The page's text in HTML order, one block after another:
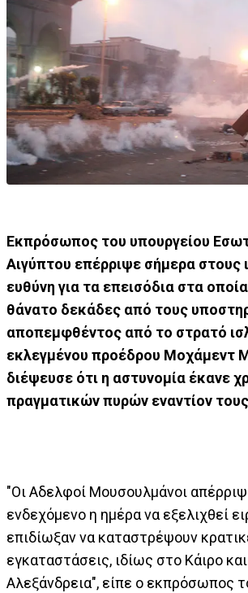
Εκπρόσωπος του υπουργείου
Αιγύπτου επέρριψε σήμερα στους
ευθύνη για τα επεισόδια στα
θάνατο δεκάδες από τους
αποπεμφθέντος από το στρατό
εκλεγμένου προέδρου Μοχάμεντ
διέψευσε ότι η αστυνομία έκανε
πραγματικών πυρών εναντίον
"Οι Αδελφοί Μουσουλμάνοι
ενδεχόμενο η ημέρα να εξελιχθεί
επιδίωξαν να καταστρέψουν
εγκαταστάσεις, ιδίως στο Κάιρο
Αλεξάνδρεια", είπε ο εκπρόσωπος